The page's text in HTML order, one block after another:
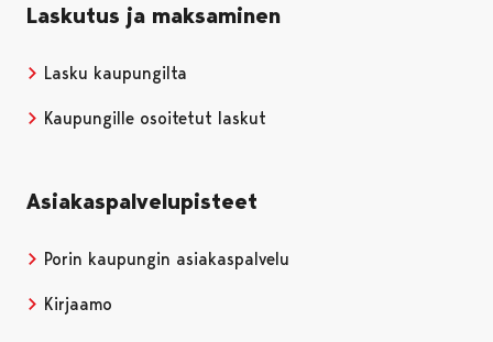
Laskutus ja maksaminen
Lasku kaupungilta
Kaupungille osoitetut laskut
Asiakaspalvelupisteet
Porin kaupungin asiakaspalvelu
Kirjaamo